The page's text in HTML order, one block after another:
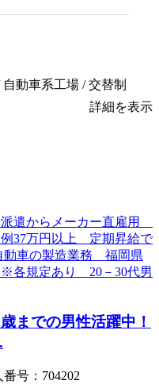
動車系工場 / 交替制
詳細を表示
までの男性活躍中！
号：704202